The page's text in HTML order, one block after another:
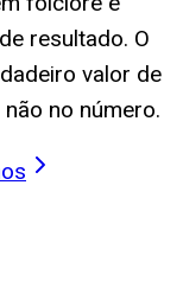
resultado. O
valor de
no número.